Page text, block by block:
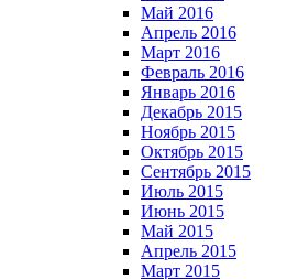
Май 2016
Апрель 2016
Март 2016
Февраль 2016
Январь 2016
Декабрь 2015
Ноябрь 2015
Октябрь 2015
Сентябрь 2015
Июль 2015
Июнь 2015
Май 2015
Апрель 2015
Март 2015